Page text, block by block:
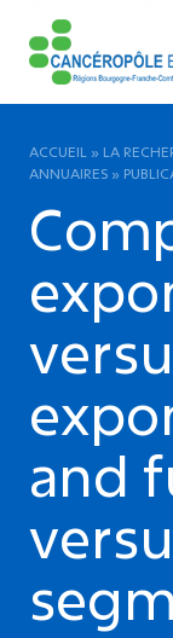
ACCUEIL » LA
ANNUAIRES »
and